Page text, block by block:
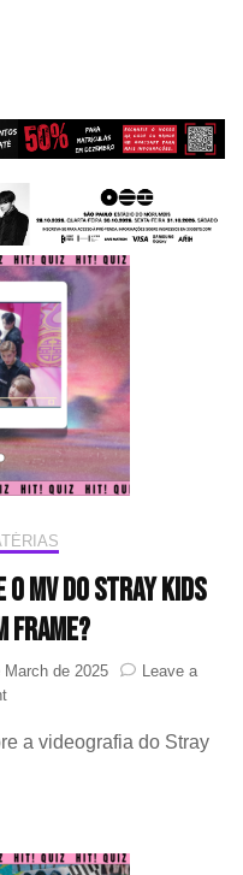
o MV do Stray Kids
frame?
March de 2025
Leave a
on
Você
Stray
a videografia do Stray